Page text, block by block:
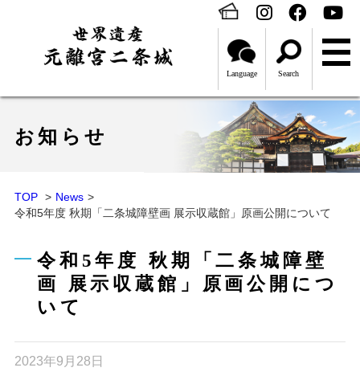
Language Search
お知らせ
TOP
News
令和5年度 秋期「二条城障壁画 展示収蔵館」原画公開について
令和5年度 秋期「二条城障壁
画 展示収蔵館」原画公開につ
いて
2023年9月28日